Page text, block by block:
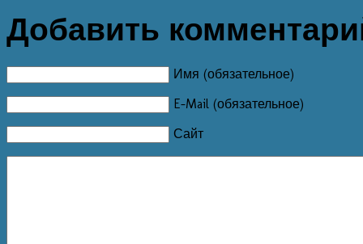
Добавить
Имя (обязательное)
E-Mail (обязательное)
Сайт